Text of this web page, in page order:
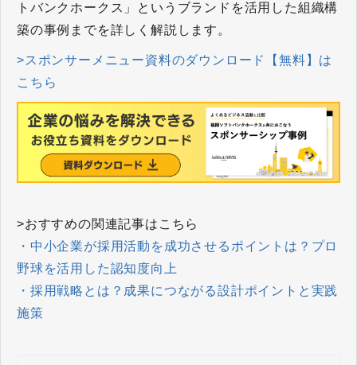
トバンクホークス」というブランドを活用した組織構
築の事例までを詳しく解説します。
>スポンサーメニュー資料のダウンロード【無料】は
こちら
>おすすめの関連記事はこちら
・中小企業が採用活動を成功させるポイントは？プロ
野球を活用した認知度向上
・ 採用戦略とは？成果につながる設計ポイントと実践
施策